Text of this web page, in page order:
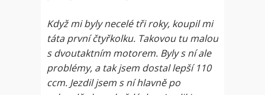
Když mi byly necelé tři roky, koupil mi
táta první čtyřkolku. Takovou tu malou
s dvoutaktním motorem. Byly s ní ale
problémy, a tak jsem dostal lepší 110
ccm. Jezdil jsem s ní hlavně po